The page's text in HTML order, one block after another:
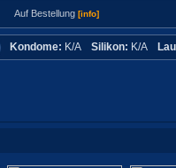
Auf Bestellung [info]
Kondome: K/A Silikon: K/A